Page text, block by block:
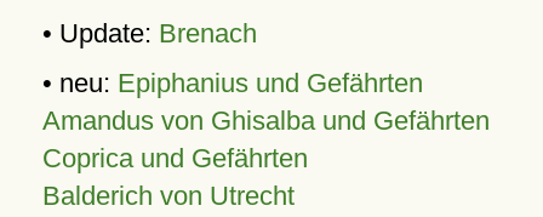
• Update: Brenach
• neu: Epiphanius und Gefährten
Amandus von Ghisalba und Gefährten
Coprica und Gefährten
Balderich von Utrecht